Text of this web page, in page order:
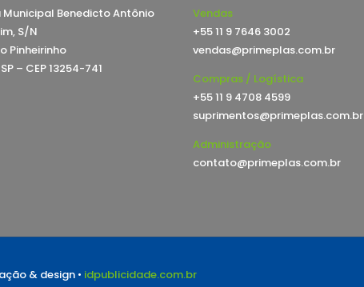
Benedicto Antônio
S/N
Pinheirinho
– CEP 13254-741
Vendas
+55 11 9 7646 3002
vendas@primeplas.com.br
Compras / Logística
+55 11 9 4708 4599
suprimentos@primeplas.com.br
Administração
contato@primeplas.com.br
& design • idpublicidade.com.br